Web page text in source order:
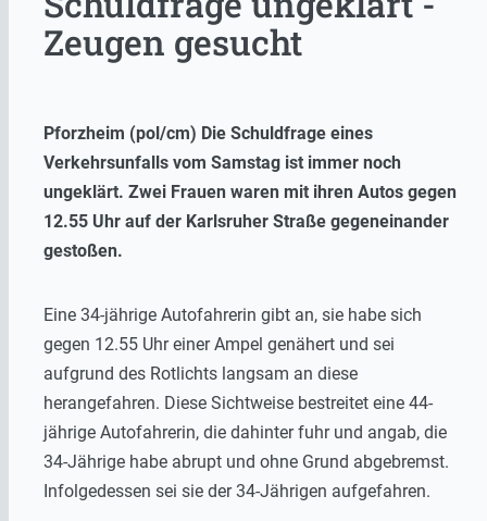
Zeugen gesucht
Pforzheim (pol/cm) Die Schuldfrage eines
Verkehrsunfalls vom Samstag ist immer noch
ungeklärt. Zwei Frauen waren mit ihren Autos gegen
12.55 Uhr auf der Karlsruher Straße gegeneinander
gestoßen.
Eine 34-jährige Autofahrerin gibt an, sie habe sich
gegen 12.55 Uhr einer Ampel genähert und sei
aufgrund des Rotlichts langsam an diese
herangefahren. Diese Sichtweise bestreitet eine 44-
jährige Autofahrerin, die dahinter fuhr und angab, die
34-Jährige habe abrupt und ohne Grund abgebremst.
Infolgedessen sei sie der 34-Jährigen aufgefahren.